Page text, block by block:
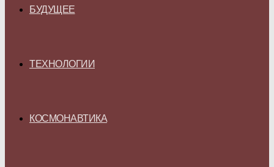
БУДУЩЕЕ
ТЕХНОЛОГИИ
КОСМОНАВТИКА